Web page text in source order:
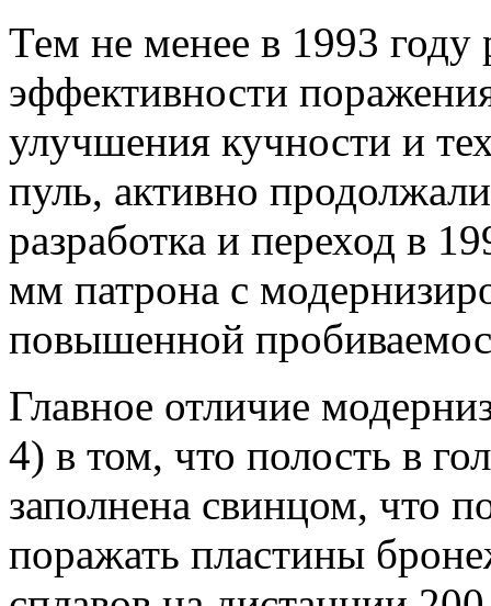
Тем не менее в 1993
эффективности
улучшения кучности и
пуль, активно
разработка и переход в
мм патрона с
повышенной
Главное отличие
4) в том, что полость в
заполнена свинцом, что
поражать пластины